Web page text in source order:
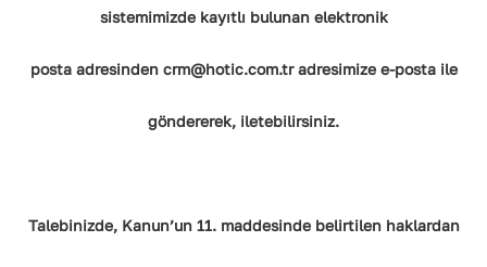
sistemimizde kayıtlı bulunan elektronik
posta adresinden crm@hotic.com.tr adresimize e-posta ile
göndererek, iletebilirsiniz.
Talebinizde, Kanun’un 11. maddesinde belirtilen haklardan